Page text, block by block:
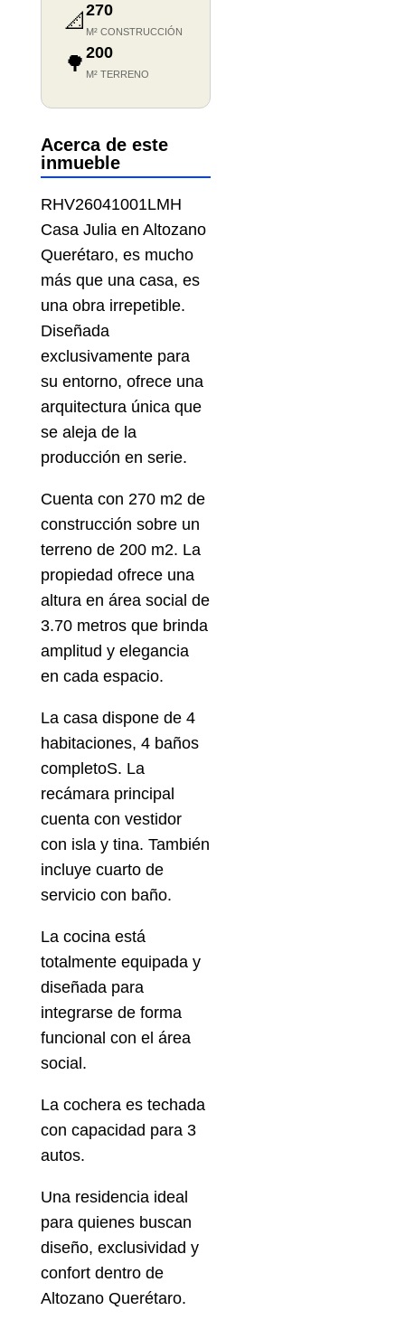
📐 270
M² CONSTRUCCIÓN
🌳 200
M² TERRENO
Acerca de este
inmueble
RHV26041001LMH
Casa Julia en Altozano
Querétaro, es mucho
más que una casa, es
una obra irrepetible.
Diseñada
exclusivamente para
su entorno, ofrece una
arquitectura única que
se aleja de la
producción en serie.
Cuenta con 270 m2 de
construcción sobre un
terreno de 200 m2. La
propiedad ofrece una
altura en área social de
3.70 metros que brinda
amplitud y elegancia
en cada espacio.
La casa dispone de 4
habitaciones, 4 baños
completoS. La
recámara principal
cuenta con vestidor
con isla y tina. También
incluye cuarto de
servicio con baño.
La cocina está
totalmente equipada y
diseñada para
integrarse de forma
funcional con el área
social.
La cochera es techada
con capacidad para 3
autos.
Una residencia ideal
para quienes buscan
diseño, exclusividad y
confort dentro de
Altozano Querétaro.